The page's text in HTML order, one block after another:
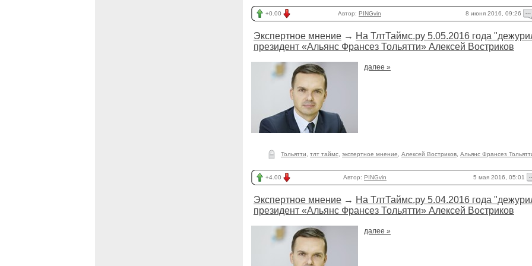
+0.00 Автор: PINGvin 8 июня 2016, 09:26
Экспертное мнение → На ТлтТаймс.ру 5.05.2016 года
президент «Альянс Франсез Тольятти» Алексей Востриков
далее »
Тольятти тлт таймс экспертное мнение Алексей Востриков Альянс Франсез
+4.00 Автор: PINGvin 5 мая 2016, 05:01
Экспертное мнение → На ТлтТаймс.ру 5.04.2016 года
президент «Альянс Франсез Тольятти» Алексей Востриков
далее »